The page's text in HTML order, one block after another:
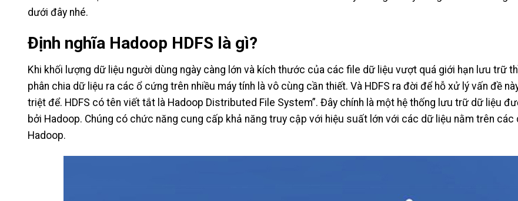
dưới đây nhé.
Định nghĩa Hadoop HDFS là gì?
Khi khối lượng dữ liệu người dùng ngày càng lớn và kích thước của các file dữ liệu vượt quá giới hạn lưu trữ
phân chia dữ liệu ra các ổ cứng trên nhiều máy tính là vô cùng cần thiết. Và HDFS ra đời để hỗ xử lý vấn đề
triệt để. HDFS có tên viết tắt là Hadoop Distributed File System”. Đây chính là một hệ thống lưu trữ dữ liệu
bởi Hadoop. Chúng có chức năng cung cấp khả năng truy cập với hiệu suất lớn với các dữ liệu nằm trên các
Hadoop.